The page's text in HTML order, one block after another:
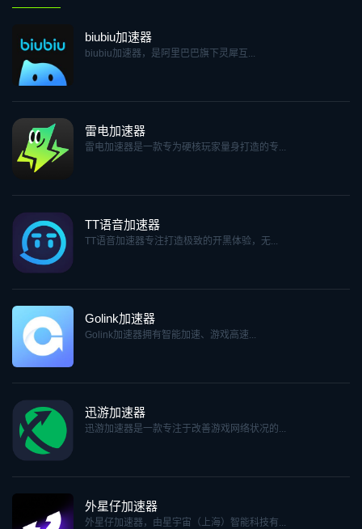
biubiu加速器
biubiu加速器，是阿里巴巴旗下灵犀互...
雷电加速器
雷电加速器是一款专为硬核玩家量身打造的专...
TT语音加速器
TT语音加速器专注打造极致的开黑体验，无...
Golink加速器
Golink加速器拥有智能加速、游戏高速...
迅游加速器
迅游加速器是一款专注于改善游戏网络状况的...
外星仔加速器
外星仔加速器，由星宇宙（上海）智能科技有...